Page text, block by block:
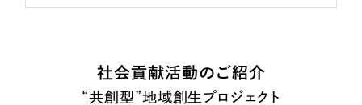
社会貢献活動のご紹介
“共創型”地域創生プロジェクト